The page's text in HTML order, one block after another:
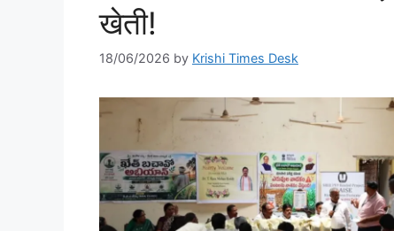
खेती!
18/06/2026 by Krishi Times Desk